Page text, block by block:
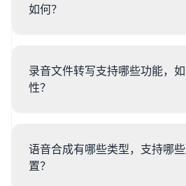
如何？
录音文件转写支持哪些功能，
性？
语音合成有哪些类型，支持哪
置？